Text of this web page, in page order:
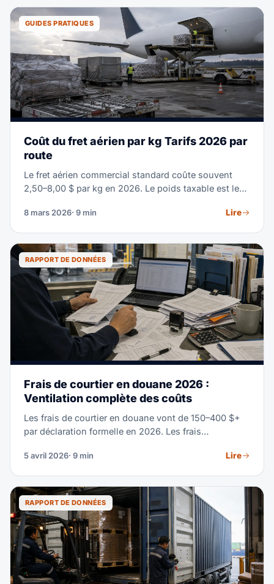
comment fonctionnent les tarifs LCL et ce que vous
devriez vous attendre à payer en 2026.
GUIDES PRATIQUES
Coût du fret aérien par kg Tarifs 2026 par
route
Le fret aérien commercial standard coûte souvent
2,50–8,00 $ par kg en 2026. Le poids taxable est le
route, la saison, le type de marchandise et le niveau
8 mars 2026· 9 min Lire
RAPPORT DE DONNÉES
Frais de courtier en douane 2026 :
Ventilation complète des coûts
Les frais de courtier en douane vont de 150–400 $+
par déclaration formelle en 2026. Les frais
Processing Fee (0,3464 % de la valeur), la Harbor
cautions et droits. Ce guide détaille chaque ligne
pour bien budgéter et comparer des devis détaillés.
5 avril 2026· 9 min Lire
RAPPORT DE DONNÉES